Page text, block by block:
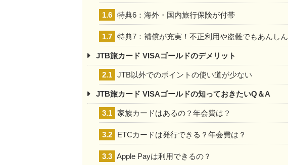
1.6 特典6：海外・国内旅行保険が付帯
1.7 特典7：補償が充実！不正利用や盗難でもあんしん
JTB旅カード VISAゴールドのデメリット
2.1 JTB以外でのポイントの使い道が少ない
JTB旅カード VISAゴールドの知っておきたいQ＆A
3.1 家族カードはあるの？年会費は？
3.2 ETCカードは発行できる？年会費は？
3.3 Apple Payは利用できるの？